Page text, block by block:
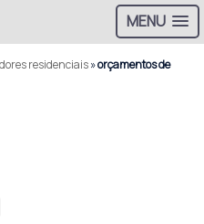
MENU
residenciais»orçamentos de